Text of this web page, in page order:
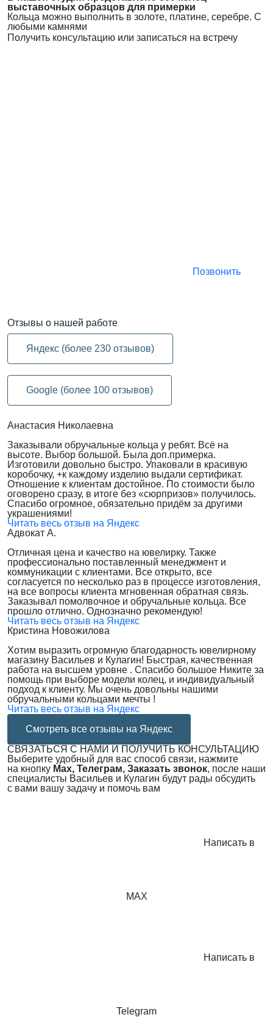
выставочных образцов для примерки
Кольца можно выполнить в золоте, платине, серебре. С
любыми камнями
Получить консультацию или записаться на встречу
Позвонить
Отзывы о нашей работе
Яндекс (более 230 отзывов)
Google (более 100 отзывов)
Анастасия Николаевна
Заказывали обручальные кольца у ребят. Всё на
высоте. Выбор большой. Была доп.примерка.
Изготовили довольно быстро. Упаковали в красивую
коробочку, +к каждому изделию выдали сертификат.
Отношение к клиентам достойное. По стоимости было
оговорено сразу, в итоге без «сюрпризов» получилось.
Спасибо огромное, обязательно придём за другими
украшениями!
Читать весь отзыв на Яндекс
Адвокат А.
Отличная цена и качество на ювелирку. Также
профессионально поставленный менеджмент и
коммуникации с клиентами. Все открыто, все
согласуется по несколько раз в процессе изготовления,
на все вопросы клиента мгновенная обратная связь.
Заказывал помолвочное и обручальные кольца. Все
прошло отлично. Однозначно рекомендую!
Читать весь отзыв на Яндекс
Кристина Новожилова
Хотим выразить огромную благодарность ювелирному
магазину Васильев и Кулагин! Быстрая, качественная
работа на высшем уровне . Спасибо большое Никите за
помощь при выборе модели колец, и индивидуальный
подход к клиенту. Мы очень довольны нашими
обручальными кольцами мечты !
Читать весь отзыв на Яндекс
Смотреть все отзывы на Яндекс
СВЯЗАТЬСЯ С НАМИ И ПОЛУЧИТЬ КОНСУЛЬТАЦИЮ
Выберите удобный для вас способ связи, нажмите
на кнопку Max, Телеграм, Заказать звонок, после наши
специалисты Васильев и Кулагин будут рады обсудить
с вами вашу задачу и помочь вам
Написать в
MAX
Написать в
Telegram